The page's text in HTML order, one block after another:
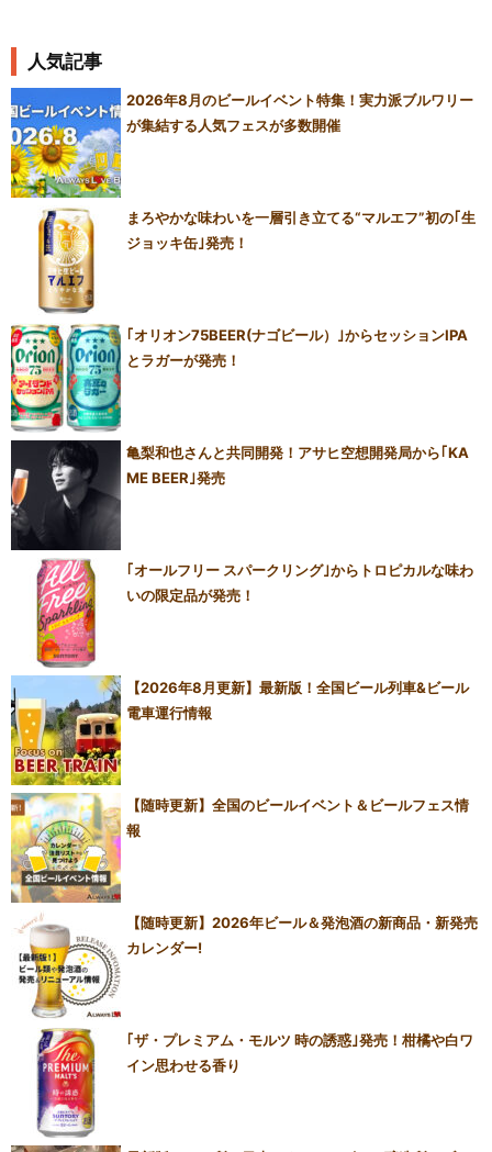
人気記事
2026年8月のビールイベント特集！実力派ブルワリー
が集結する人気フェスが多数開催
まろやかな味わいを一層引き立てる“マルエフ”初の｢生
ジョッキ缶｣発売！
｢オリオン75BEER(ナゴビール）｣からセッションIPA
とラガーが発売！
亀梨和也さんと共同開発！アサヒ空想開発局から｢KA
ME BEER｣発売
｢オールフリー スパークリング｣からトロピカルな味わ
いの限定品が発売！
【2026年8月更新】最新版！全国ビール列車&ビール
電車運行情報
【随時更新】全国のビールイベント＆ビールフェス情
報
【随時更新】2026年ビール＆発泡酒の新商品・新発売
カレンダー!
｢ザ・プレミアム・モルツ 時の誘惑｣発売！柑橘や白ワ
イン思わせる香り